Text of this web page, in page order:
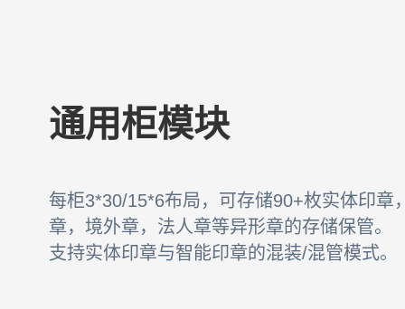
通用柜模块
每柜3*30/15*6布局，可存储90+枚实体印章
章，境外章，法人章等异形章的存储保管。
支持实体印章与智能印章的混装/混管模式。